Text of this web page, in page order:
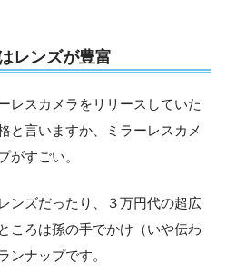
レンズが豊富
レスカメラをリリースしていた
と言いますか、ミラーレスカメ
がすごい。
ンズだったり、３万円代の超広
ころは孫の手でかけ（いや伝わ
ンナップです。